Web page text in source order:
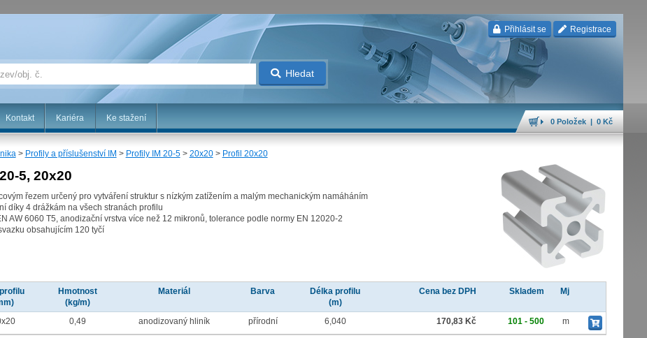
Přihlásit se Registrace
Hledat
Kontakt Kariéra Ke stažení 0 Položek | 0 Kč
> Profily a příslušenství IM > Profily IM 20-5> 20x20> Profil 20x20
5, 20x20
řezem určený pro vytváření struktur s nízkým zatížením a malým mechanickým namáháním
díky 4 drážkám na všech stranách profilu
AW 6060 T5, anodizační vrstva více než 12 mikronů, tolerance podle normy EN 12020-2
obsahujícím 120 tyčí
Hmotnost
(kg/m)
Materiál Barva
Délka profilu
(m)
Cena bez DPH Skladem Mj
0,49 anodizovaný hliník přírodní 6,040 170,83 Kč 101 - 500 m